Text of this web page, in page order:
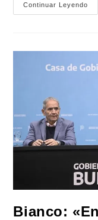
Continuar Leyendo
Y
La
De
Bianco: